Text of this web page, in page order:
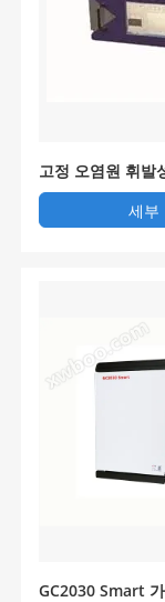
고정 오염원 휘발
터링 기상 크로마
세부
GC2030 Smart